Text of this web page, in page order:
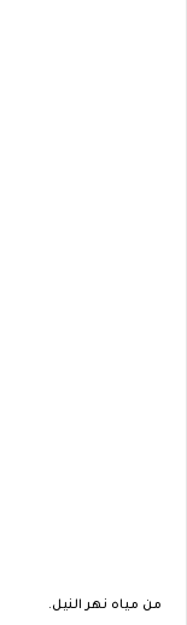
من مياه نهر النيل.